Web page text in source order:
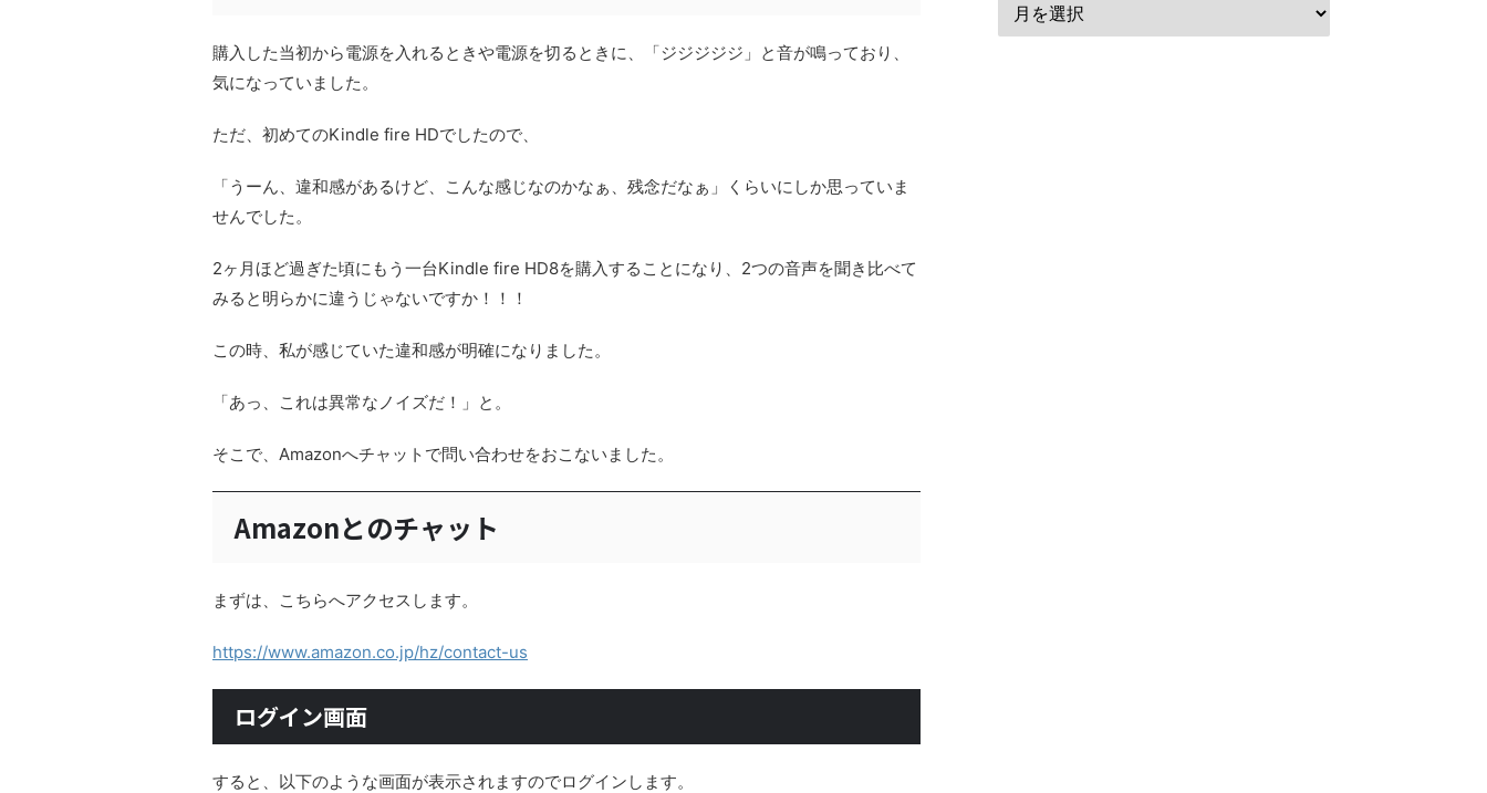
購入した当初から電源を入れるときや電源を切るときに、「ジジジジジ」と音が鳴っており、
気になっていました。
ただ、初めてのKindle fire HDでしたので、
「うーん、違和感があるけど、こんな感じなのかなぁ、残念だなぁ」くらいにしか思っていま
せんでした。
2ヶ月ほど過ぎた頃にもう一台Kindle fire HD8を購入することになり、2つの音声を聞き比べて
みると明らかに違うじゃないですか！！！
この時、私が感じていた違和感が明確になりました。
「あっ、これは異常なノイズだ！」と。
そこで、Amazonへチャットで問い合わせをおこないました。
Amazonとのチャット
まずは、こちらへアクセスします。
https://www.amazon.co.jp/hz/contact-us
ログイン画面
すると、以下のような画面が表示されますのでログインします。